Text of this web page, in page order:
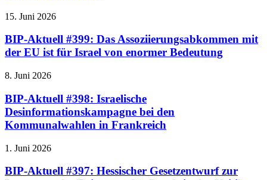
15. Juni 2026
BIP-Aktuell #399: Das Assoziierungsabkommen mit
der EU ist für Israel von enormer Bedeutung
8. Juni 2026
BIP-Aktuell #398: Israelische
Desinformationskampagne bei den
Kommunalwahlen in Frankreich
1. Juni 2026
BIP-Aktuell #397: Hessischer Gesetzentwurf zur